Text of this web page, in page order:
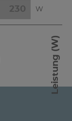
W
Leistung (W)